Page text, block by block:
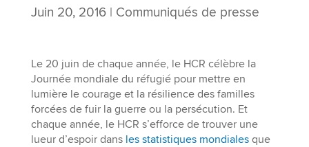
Juin 20, 2016| Communiqués de presse
Le 20 juin de chaque année, le HCR célèbre la
Journée mondiale du réfugié pour mettre en
lumière le courage et la résilience des familles
forcées de fuir la guerre ou la persécution. Et
chaque année, le HCR s’efforce de trouver une
lueur d’espoir dans les statistiques mondialesque